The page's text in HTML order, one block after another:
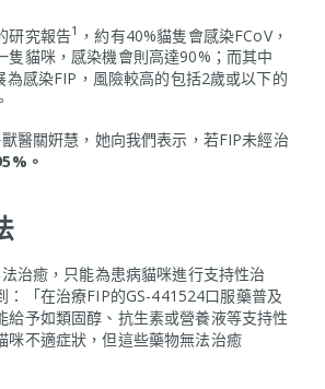
研究報告1 ，約有40%貓隻會感染FCoV，
隻貓咪，感染機會則高達90%；而其中
為感染FIP，風險較高的包括2歲或以下的
醫關姸慧，她向我們表示，若FIP未經治
。
治癒，只能為患病貓咪進行支持性治
：「在治療FIP的GS-441524口服藥普及
給予如類固醇、抗生素或營養液等支持性
咪不適症狀，但這些藥物無法治癒